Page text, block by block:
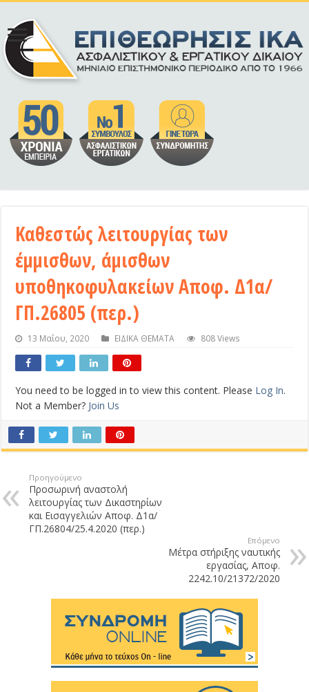
Καθεστώς λειτουργίας των
έμμισθων, άμισθων
υποθηκοφυλακείων Αποφ. Δ1α/
ΓΠ.26805 (περ.)
13 Μαΐου, 2020 ΕΙΔΙΚΑ ΘΕΜΑΤΑ 808 Views
You need to be logged in to view this content. Please Log In.
Not a Member? Join Us
Προηγούμενο
Προσωρινή αναστολή
λειτουργίας των Δικαστηρίων
και Εισαγγελιών Αποφ. Δ1α/
ΓΠ.26804/25.4.2020 (περ.)
Επόμενο
Μέτρα στήριξης ναυτικής
εργασίας, Αποφ.
2242.10/21372/2020